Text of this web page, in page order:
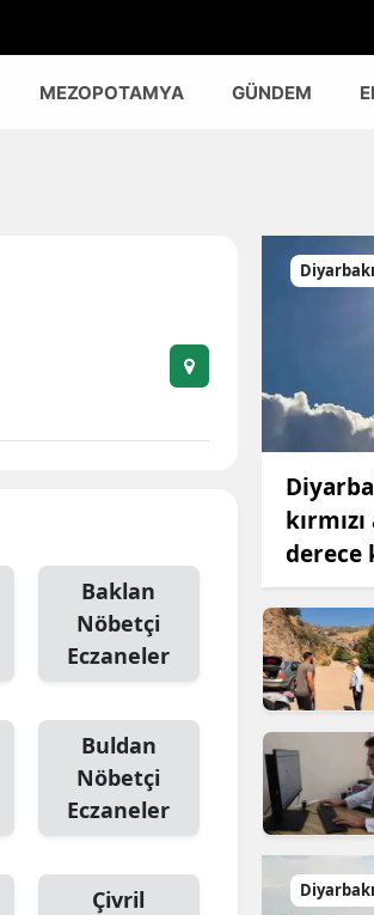
MEZOPOTAMYA GÜNDEM
Baklan
Nöbetçi
Eczaneler
Buldan
Nöbetçi
Eczaneler
Çivril
derece